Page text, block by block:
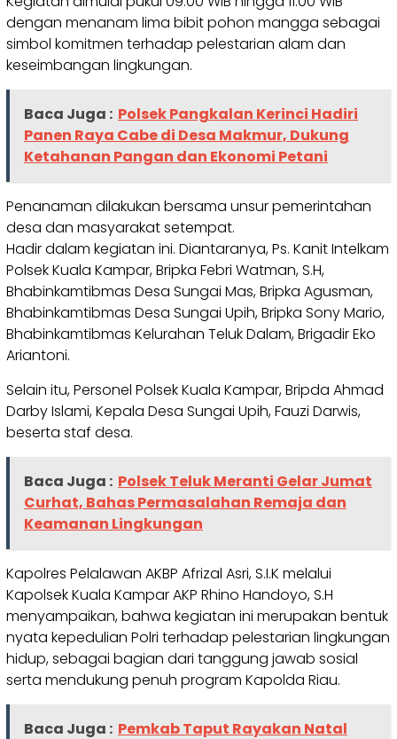
dengan menanam lima bibit pohon mangga sebagai
simbol komitmen terhadap pelestarian alam dan
keseimbangan lingkungan.
Baca Juga : Polsek Pangkalan Kerinci Hadiri
Panen Raya Cabe di Desa Makmur, Dukung
Ketahanan Pangan dan Ekonomi Petani
Penanaman dilakukan bersama unsur pemerintahan
desa dan masyarakat setempat.
Hadir dalam kegiatan ini. Diantaranya, Ps. Kanit Intelkam
Polsek Kuala Kampar, Bripka Febri Watman, S.H,
Bhabinkamtibmas Desa Sungai Mas, Bripka Agusman,
Bhabinkamtibmas Desa Sungai Upih, Bripka Sony Mario,
Bhabinkamtibmas Kelurahan Teluk Dalam, Brigadir Eko
Ariantoni.
Selain itu, Personel Polsek Kuala Kampar, Bripda Ahmad
Darby Islami, Kepala Desa Sungai Upih, Fauzi Darwis,
beserta staf desa.
Baca Juga : Polsek Teluk Meranti Gelar Jumat
Curhat, Bahas Permasalahan Remaja dan
Keamanan Lingkungan
Kapolres Pelalawan AKBP Afrizal Asri, S.I.K melalui
Kapolsek Kuala Kampar AKP Rhino Handoyo, S.H
menyampaikan, bahwa kegiatan ini merupakan bentuk
nyata kepedulian Polri terhadap pelestarian lingkungan
hidup, sebagai bagian dari tanggung jawab sosial
serta mendukung penuh program Kapolda Riau.
Baca Juga : Pemkab Taput Rayakan Natal